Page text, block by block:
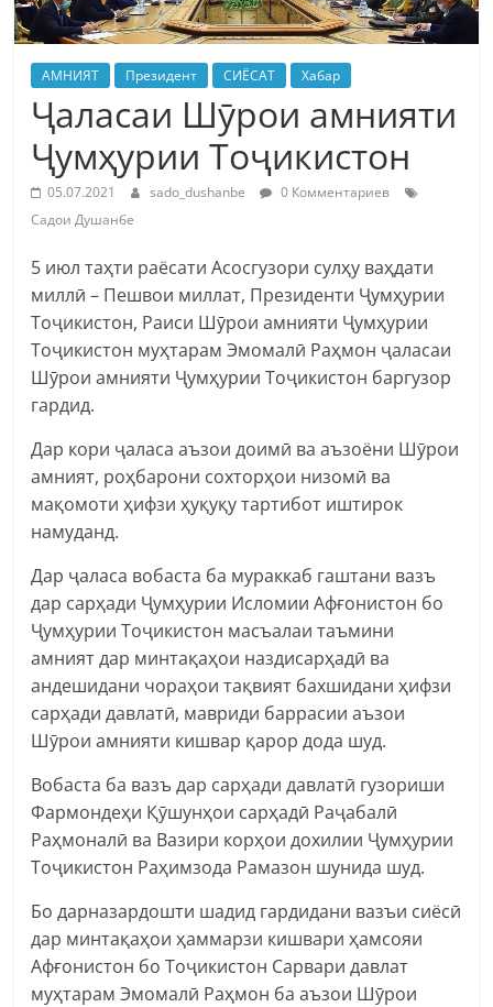
АМНИЯТ Президент СИЁСАТ Хабар
Ҷаласаи Шӯрои амнияти
Ҷумҳурии Тоҷикистон
05.07.2021 sado_dushanbe
0 Комментариев
Садои Душанбе
5 июл таҳти раёсати Асосгузори сулҳу ваҳдати
миллӣ – Пешвои миллат, Президенти Ҷумҳурии
Тоҷикистон, Раиси Шӯрои амнияти Ҷумҳурии
Тоҷикистон муҳтарам Эмомалӣ Раҳмон ҷаласаи
Шӯрои амнияти Ҷумҳурии Тоҷикистон баргузор
гардид.
Дар кори ҷаласа аъзои доимӣ ва аъзоёни Шӯрои
амният, роҳбарони сохторҳои низомӣ ва
мақомоти ҳифзи ҳуқуқу тартибот иштирок
намуданд.
Дар ҷаласа вобаста ба мураккаб гаштани вазъ
дар сарҳади Ҷумҳурии Исломии Афғонистон бо
Ҷумҳурии Тоҷикистон масъалаи таъмини
амният дар минтақаҳои наздисарҳадӣ ва
андешидани чораҳои тақвият бахшидани ҳифзи
сарҳади давлатӣ, мавриди баррасии аъзои
Шӯрои амнияти кишвар қарор дода шуд.
Вобаста ба вазъ дар сарҳади давлатӣ гузориши
Фармондеҳи Қӯшунҳои сарҳадӣ Раҷабалӣ
Раҳмоналӣ ва Вазири корҳои дохилии Ҷумҳурии
Тоҷикистон Раҳимзода Рамазон шунида шуд.
Бо дарназардошти шадид гардидани вазъи сиёсӣ
дар минтақаҳои ҳаммарзи кишвари ҳамсояи
Афғонистон бо Тоҷикистон Сарвари давлат
муҳтарам Эмомалӣ Раҳмон ба аъзои Шӯрои